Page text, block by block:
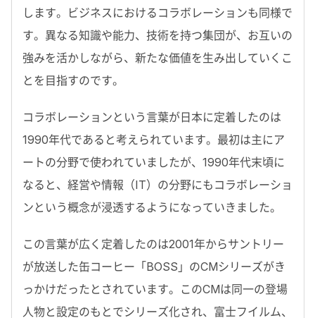
します。ビジネスにおけるコラボレーションも同様で
す。異なる知識や能力、技術を持つ集団が、お互いの
強みを活かしながら、新たな価値を生み出していくこ
とを目指すのです。
コラボレーションという言葉が日本に定着したのは
1990年代であると考えられています。最初は主にア
ートの分野で使われていましたが、1990年代末頃に
なると、経営や情報（IT）の分野にもコラボレーショ
ンという概念が浸透するようになっていきました。
この言葉が広く定着したのは2001年からサントリー
が放送した缶コーヒー「BOSS」のCMシリーズがき
っかけだったとされています。このCMは同一の登場
人物と設定のもとでシリーズ化され、富士フイルム、